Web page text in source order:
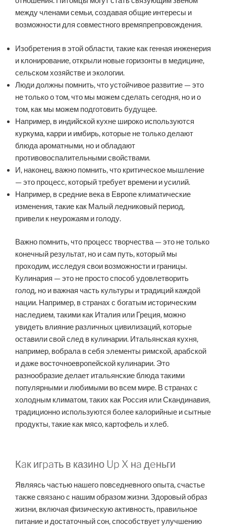
между членами семьи, создавая общие интересы и
возможности для совместного времяпрепровождения.
Изобретения в этой области, такие как генная инженерия
и клонирование, открыли новые горизонты в медицине,
сельском хозяйстве и экологии.
Люди должны помнить, что устойчивое развитие — это
не только о том, что мы можем сделать сегодня, но и о
том, как мы можем подготовить будущее.
Например, в индийской кухне широко используются
куркума, карри и имбирь, которые не только делают
блюда ароматными, но и обладают
противовоспалительными свойствами.
И, наконец, важно помнить, что критическое мышление
— это процесс, который требует времени и усилий.
Например, в средние века в Европе климатические
изменения, такие как Малый ледниковый период,
привели к неурожаям и голоду.
Важно помнить, что процесс творчества — это не только
конечный результат, но и сам путь, который мы
проходим, исследуя свои возможности и границы.
Кулинария — это не просто способ удовлетворить
голод, но и важная часть культуры и традиций каждой
нации. Например, в странах с богатым историческим
наследием, такими как Италия или Греция, можно
увидеть влияние различных цивилизаций, которые
оставили свой след в кулинарии. Итальянская кухня,
например, вобрала в себя элементы римской, арабской
и даже восточноевропейской кулинарии. Это
разнообразие делает итальянские блюда такими
популярными и любимыми во всем мире. В странах с
холодным климатом, таких как Россия или Скандинавия,
традиционно используются более калорийные и сытные
продукты, такие как мясо, картофель и хлеб.
Кaк игpaть в казино Up X нa дeньги
Являясь частью нашего повседневного опыта, счастье
также связано с нашим образом жизни. Здоровый образ
жизни, включая физическую активность, правильное
питание и достаточный сон, способствует улучшению